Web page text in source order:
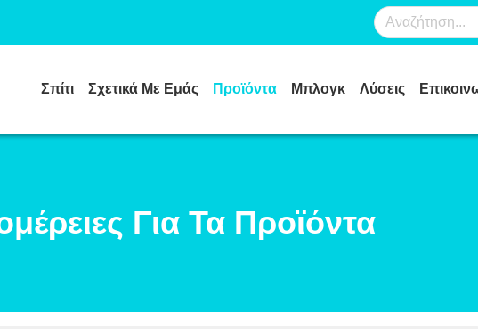
Σπίτι Σχετικά Με Εμάς Προϊόντα Μπλογκ Λύσεις
Για Τα Προϊόντα